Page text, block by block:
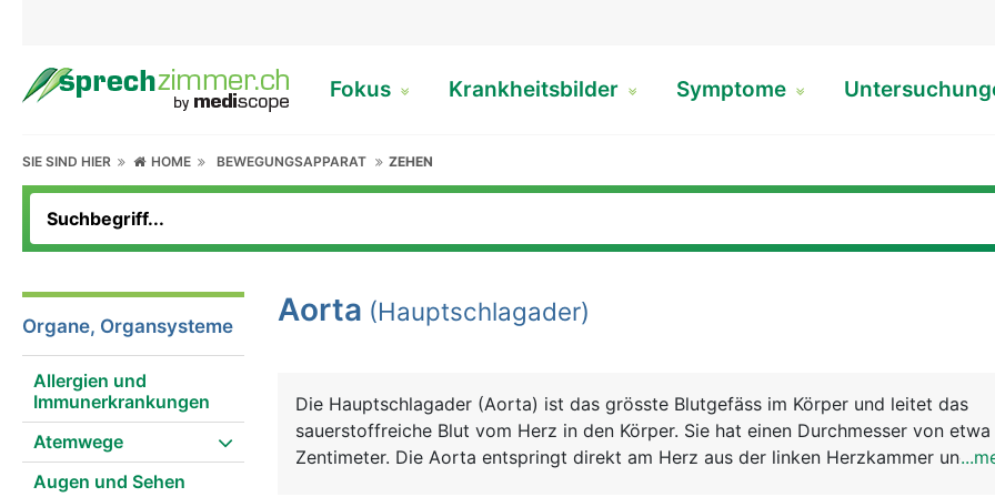
Fokus Krankheitsbilder Symptome
SIE SIND HIER HOME BEWEGUNGSAPPARAT ZEHEN
Organe, Organsysteme
Allergien und
Immunerkrankungen
Atemwege
Augen und Sehen
Aorta (Hauptschlagader)
Die Hauptschlagader (Aorta) ist das grösste Blutgefäss im Körper und leitet das
sauerstoffreiche Blut vom Herz in den Körper. Sie hat einen Durchmesser von
Zentimeter. Die Aorta entspringt direkt am Herz aus der linken Herzkammer und